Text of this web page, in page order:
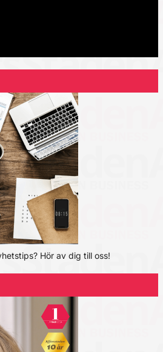
Hör av dig till oss!